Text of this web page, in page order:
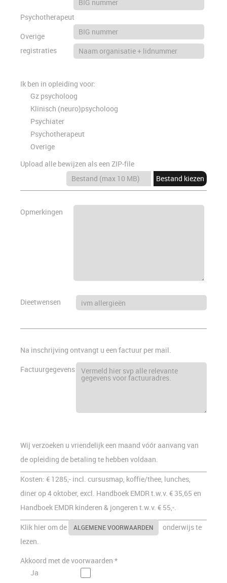
Psychotherapeut
Overige
registraties
Ik ben in opleiding voor:
Gz psycholoog
Klinisch (neuro)psycholoog
Psychiater
Psychotherapeut
Overige
Upload alle bewijzen als een ZIP-file
Bestand kiezen
Opmerkingen
Dieetwensen
Na inschrijving ontvangt u een factuur per mail.
Factuurgegevens
Wij verzoeken u vriendelijk een maand vóór aanvang van
de opleiding de betaling te hebben voldaan.
Kosten: € 1285,- incl. cursusmap, koffie/thee, lunches,
diner op 4 oktober, excl. Handboek EMDR t.w.v. € 35,65 en
Handboek EMDR kinderen & jongeren t.w.v. € 55,-.
Klik hier om de ALGEMENE VOORWAARDEN
onderwijs te
lezen.
Akkoord met de voorwaarden *
Ja